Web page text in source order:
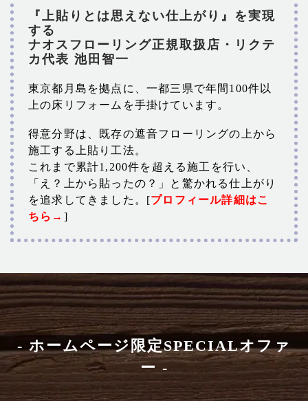
『上貼りとは思えない仕上がり』を実現
する
ナオスフローリング正規取扱店・リクテ
カ代表 池田智一
東京都月島を拠点に、一都三県で年間100件以
上の床リフォームを手掛けています。
得意分野は、既存の遮音フローリングの上から
施工する上貼り工法。
これまで累計1,200件を超える施工を行い、
「え？上から貼ったの？」と驚かれる仕上がり
を追求してきました。[プロフィール詳細はこ
ちら→ ]
- ホームページ限定SPECIALオファ
ー -